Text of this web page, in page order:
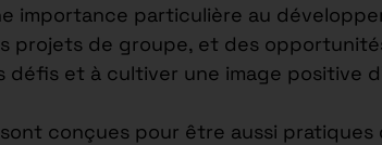
importance particulière au
projets de groupe, et des
et à cultiver une image positive
conçues pour être aussi